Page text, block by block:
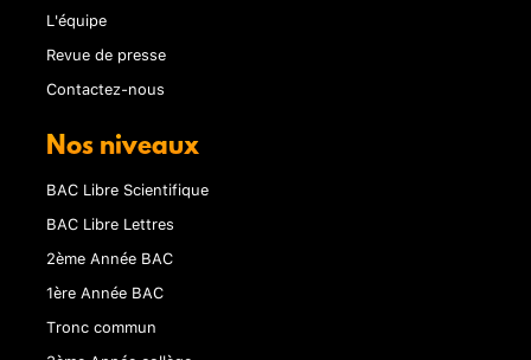
L'équipe
Revue de presse
Contactez-nous
Nos niveaux
BAC Libre Scientifique
BAC Libre Lettres
2ème Année BAC
1ère Année BAC
Tronc commun